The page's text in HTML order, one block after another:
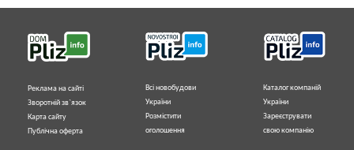
Реклама на сайті
Зворотній зв`язок
Карта сайту
Публічна оферта
Всі новобудови
України
Розмістити
оголошення
Каталог компаній
України
Зареєструвати
свою компанію